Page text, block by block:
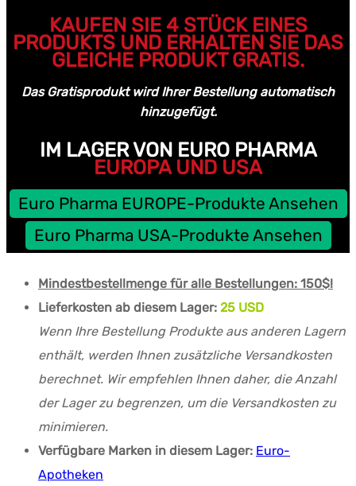
KAUFEN SIE 4 STÜCK EINES
PRODUKTS UND ERHALTEN SIE DAS
GLEICHE PRODUKT GRATIS.
Das Gratisprodukt wird Ihrer Bestellung automatisch
hinzugefügt.
IM LAGER VON EURO PHARMA
EUROPA UND USA
Euro Pharma EUROPE-Produkte Ansehen
Euro Pharma USA-Produkte Ansehen
Mindestbestellmenge für alle Bestellungen: 150$!
Lieferkosten ab diesem Lager: 25 USD
Wenn Ihre Bestellung Produkte aus anderen Lagern
enthält, werden Ihnen zusätzliche Versandkosten
berechnet. Wir empfehlen Ihnen daher, die Anzahl
der Lager zu begrenzen, um die Versandkosten zu
minimieren.
Verfügbare Marken in diesem Lager: Euro-
Apotheken